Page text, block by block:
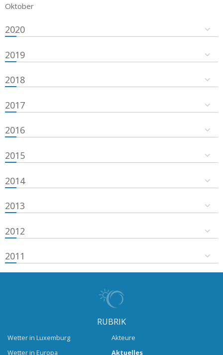
Oktober
2020
2019
2018
2017
2016
2015
2014
2013
2012
2011
RUBRIK
Wetter in Luxemburg
Wetter in Europa
Akteure
Aktuelles